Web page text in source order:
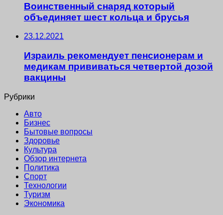
Воинственный снаряд который
объединяет шест кольца и брусья
23.12.2021
Израиль рекомендует пенсионерам и
медикам прививаться четвертой дозой
вакцины
Рубрики
Авто
Бизнес
Бытовые вопросы
Здоровье
Культура
Обзор интернета
Политика
Спорт
Технологии
Туризм
Экономика